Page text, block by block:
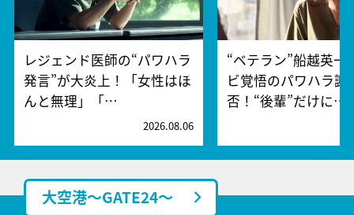
レジェンド医師の“パワハラ
発言”が大炎上！「女性はほ
んと無理」「…
2026.08.06
“ベテラン”船越英一
ビ覚悟のパワハラ謝
否！“後輩”だけに…
大空港～GATE24～